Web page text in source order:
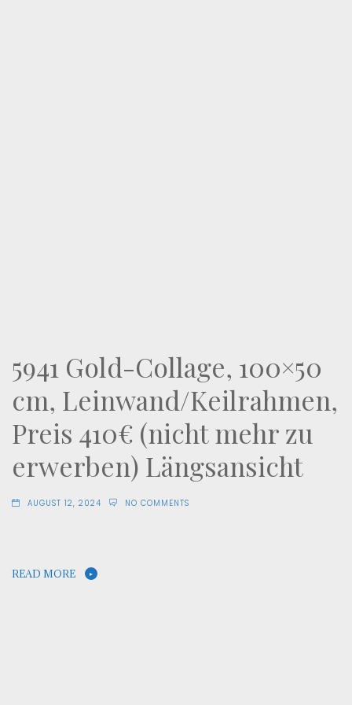
5941 Gold-Collage, 100×50
cm, Leinwand/Keilrahmen,
Preis 410€ (nicht mehr zu
erwerben) Längsansicht
AUGUST 12, 2024 NO COMMENTS
READ MORE